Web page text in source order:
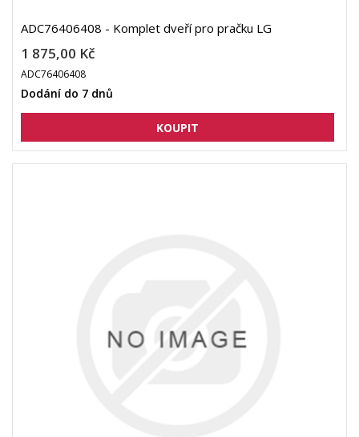
ADC76406408 - Komplet dveří pro pračku LG
1 875,00 Kč
ADC76406408
Dodání do 7 dnů